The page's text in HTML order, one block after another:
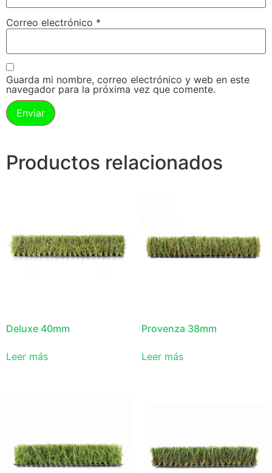
Correo electrónico *
Guarda mi nombre, correo electrónico y web en este
navegador para la próxima vez que comente.
Productos relacionados
Deluxe 40mm
Leer más
Provenza 38mm
Leer más